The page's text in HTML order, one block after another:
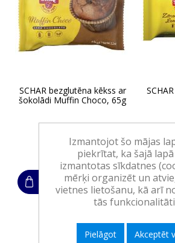
SCHAR bezglutēna kēkss ar
šokolādi Muffin Choco, 65g
1,55€
Ielikt grozā
Izmantojot šo mājas
piekrītat, ka šajā
izmantotas sīkdatnes
mērķi organizēt un
vietnes lietošanu, kā arī
tās
Pielāgot Akceptēt